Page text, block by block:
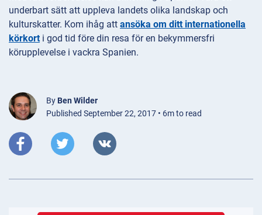
underbart sätt att uppleva landets olika landskap och
kulturskatter. Kom ihåg att ansöka om ditt internationella
körkort i god tid före din resa för en bekymmersfri
körupplevelse i vackra Spanien.
By Ben Wilder
Published September 22, 2017 • 6m to read